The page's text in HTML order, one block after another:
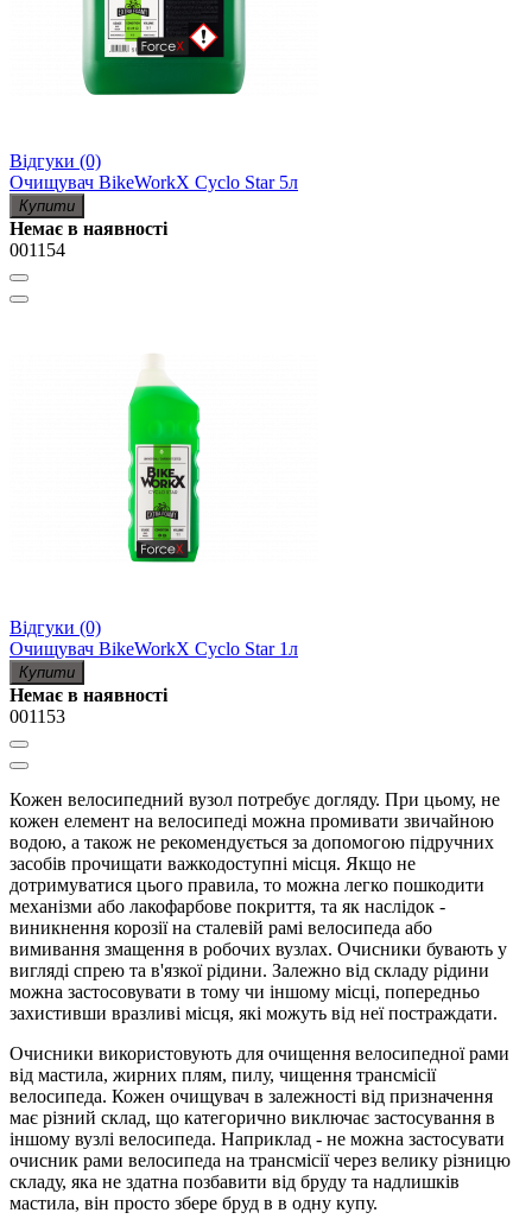
Відгуки (0)
Очищувач BikeWorkX Cyclo Star 5л
Купити
Немає в наявності
001154
Відгуки (0)
Очищувач BikeWorkX Cyclo Star 1л
Купити
Немає в наявності
001153
Кожен велосипедний вузол потребує догляду. При цьому, не
кожен елемент на велосипеді можна промивати звичайною
водою, а також не рекомендується за допомогою підручних
засобів прочищати важкодоступні місця. Якщо не
дотримуватися цього правила, то можна легко пошкодити
механізми або лакофарбове покриття, та як наслідок -
виникнення корозії на сталевій рамі велосипеда або
вимивання змащення в робочих вузлах. Очисники бувають у
вигляді спрею та в'язкої рідини. Залежно від складу рідини
можна застосовувати в тому чи іншому місці, попередньо
захистивши вразливі місця, які можуть від неї постраждати.
Очисники використовують для очищення велосипедної рами
від мастила, жирних плям, пилу, чищення трансмісії
велосипеда. Кожен очищувач в залежності від призначення
має різний склад, що категорично виключає застосування в
іншому вузлі велосипеда. Наприклад - не можна застосувати
очисник рами велосипеда на трансмісії через велику різницю
складу, яка не здатна позбавити від бруду та надлишків
мастила, він просто збере бруд в в одну купу.